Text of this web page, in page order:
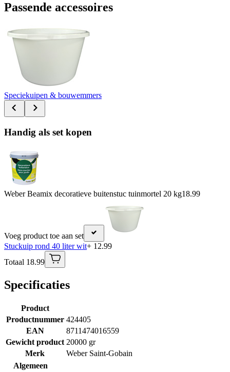
Passende accessoires
Speciekuipen & bouwemmers
Handig als set kopen
Weber Beamix decoratieve buitenstuc tuinmortel 20 kg18.99
Voeg product toe aan set
Stuckuip rond 40 liter wit+ 12.99
Totaal 18.99
Specificaties
Product
Productnummer 424405
EAN
8711474016559
Gewicht product 20000 gr
Merk
Weber Saint-Gobain
Algemeen